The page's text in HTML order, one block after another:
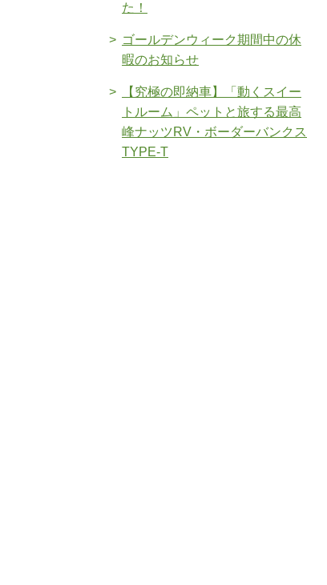
た！
ゴールデンウィーク期間中の休
暇のお知らせ
【究極の即納車】「動くスイー
トルーム」ペットと旅する最高
峰ナッツRV・ボーダーバンクス
TYPE-T